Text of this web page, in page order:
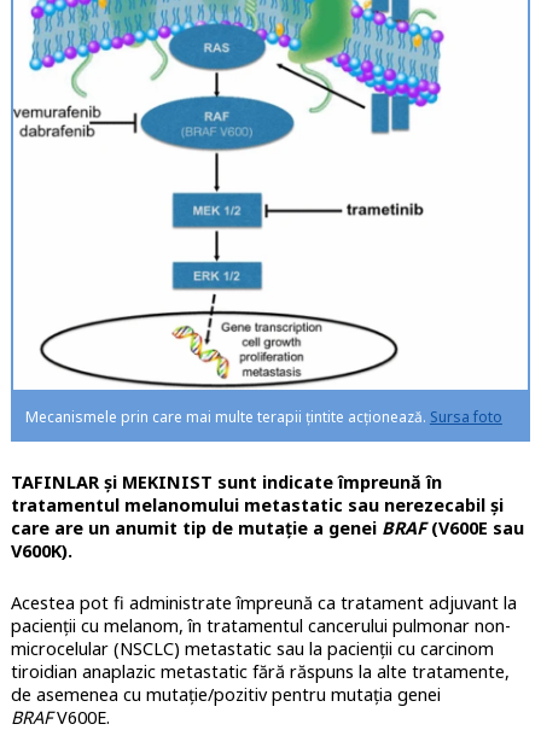
Mecanismele prin care mai multe terapii țintite acționează. Sursa foto
TAFINLAR și MEKINIST sunt indicate împreună în
tratamentul melanomului metastatic sau nerezecabil și
care are un anumit tip de mutație a genei BRAF(V600E sau
V600K).
Acestea pot fi administrate împreună ca tratament adjuvant la
pacienții cu melanom, în tratamentul cancerului pulmonar non-
microcelular (NSCLC) metastatic sau la pacienții cu carcinom
tiroidian anaplazic metastatic fără răspuns la alte tratamente,
de asemenea cu mutație/pozitiv pentru mutația genei
BRAFV600E.